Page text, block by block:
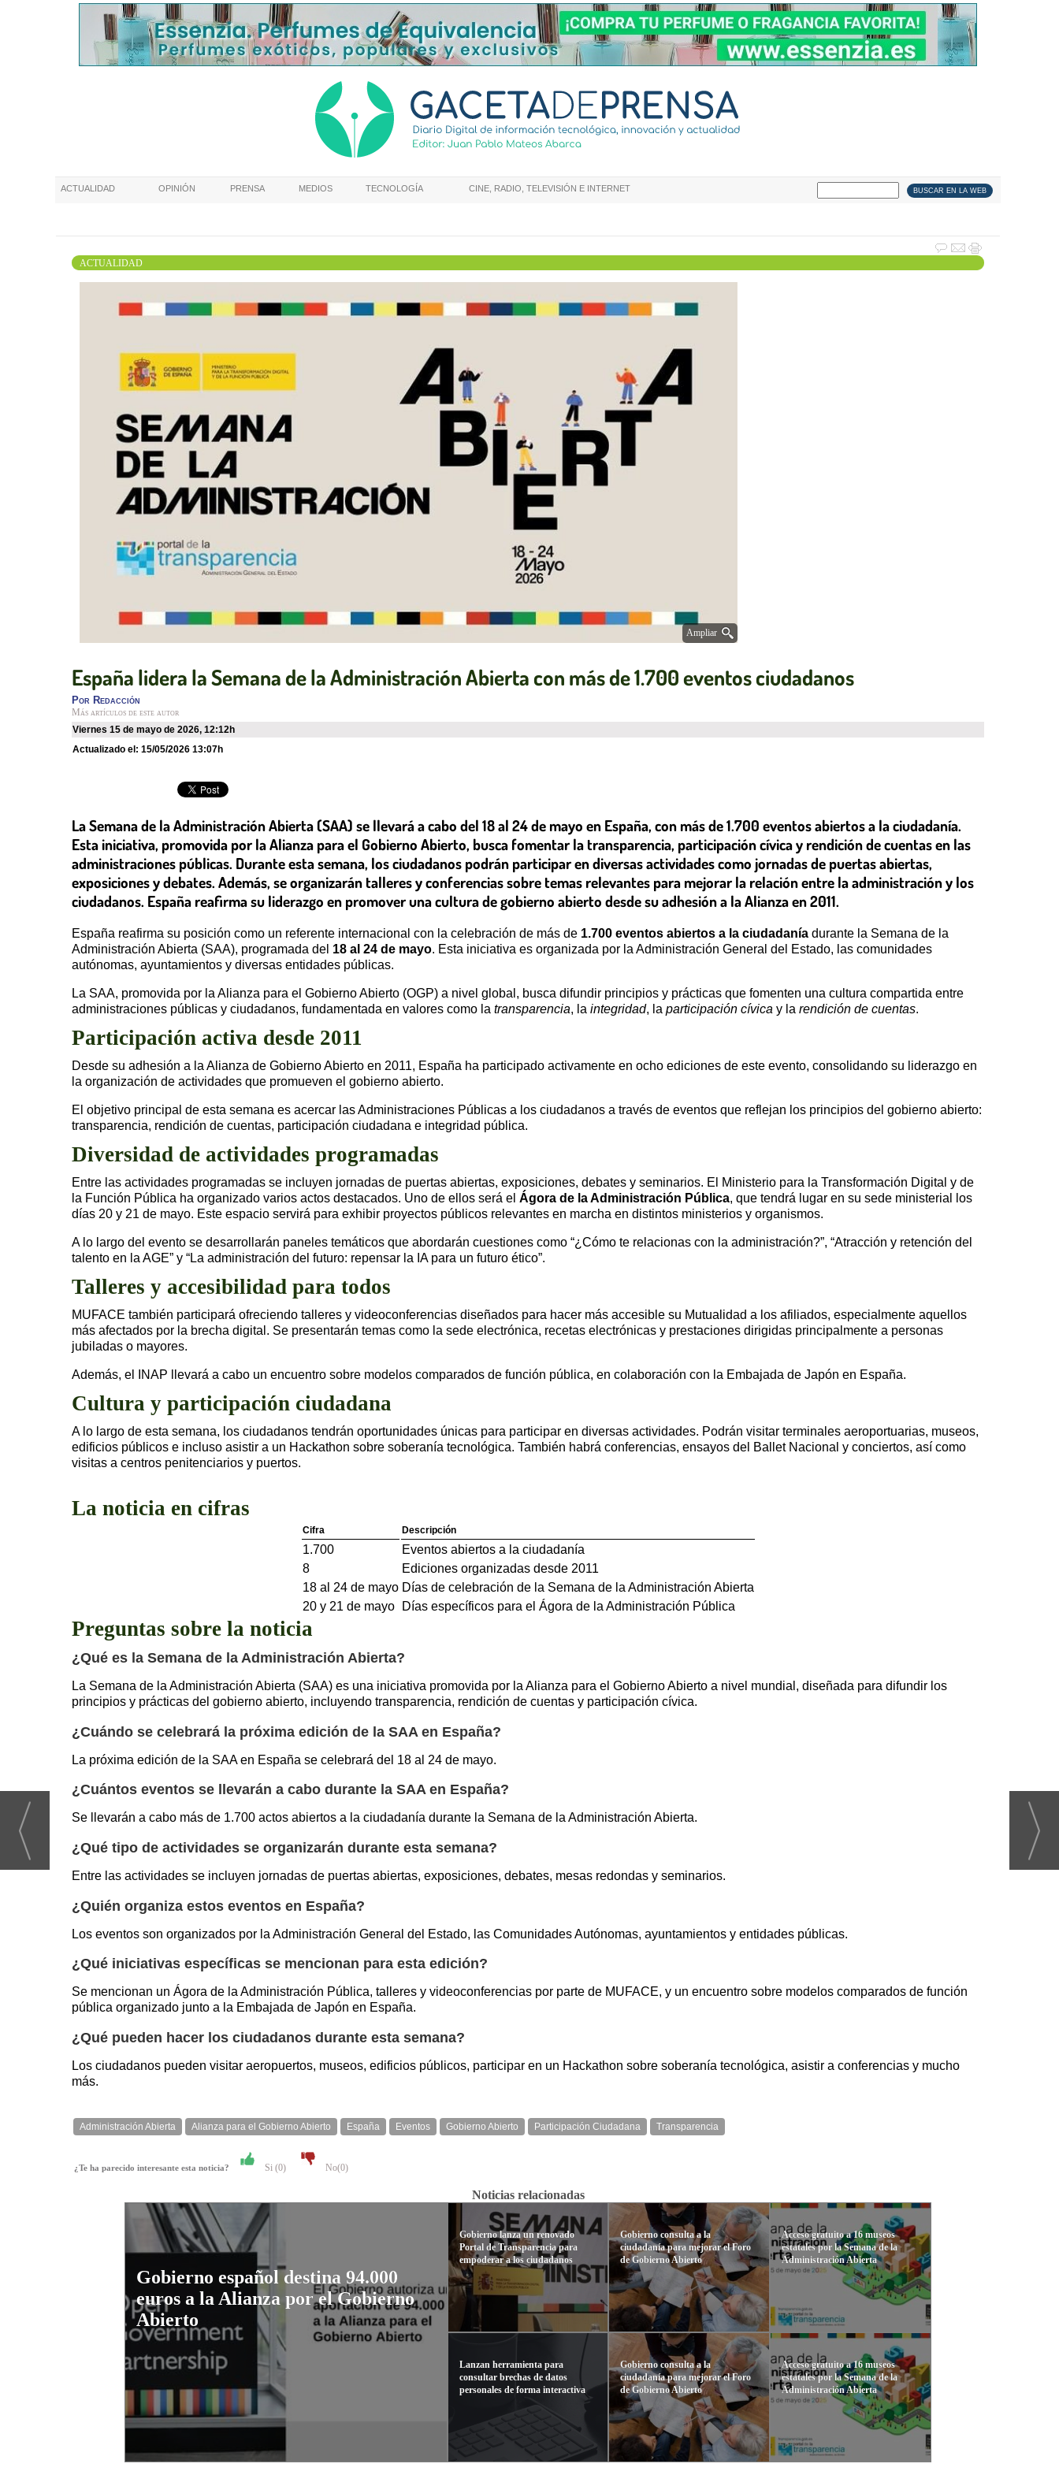
ACTUALIDAD OPINIÓN PRENSA MEDIOS TECNOLOGÍA CINE, RADIO, TELEVISIÓN E INTERNET
ACTUALIDAD
Ampliar
España lidera la Semana de la Administración Abierta con más de 1.700 eventos ciudadanos
Por Redacción
Más artículos de este autor
viernes 15 de mayo de 2026, 12:12h
Actualizado el: 15/05/2026 13:07h
La Semana de la Administración Abierta (SAA) se llevará a cabo del 18 al 24 de mayo en España, con más de 1.700 eventos abiertos a la ciudadanía.
Esta iniciativa, promovida por la Alianza para el Gobierno Abierto, busca fomentar la transparencia, participación cívica y rendición de cuentas en las
administraciones públicas. Durante esta semana, los ciudadanos podrán participar en diversas actividades como jornadas de puertas abiertas,
exposiciones y debates. Además, se organizarán talleres y conferencias sobre temas relevantes para mejorar la relación entre la administración y los
ciudadanos. España reafirma su liderazgo en promover una cultura de gobierno abierto desde su adhesión a la Alianza en 2011.
España reafirma su posición como un referente internacional con la celebración de más de 1.700 eventos abiertos a la ciudadanía durante la Semana de la
Administración Abierta (SAA), programada del 18 al 24 de mayo. Esta iniciativa es organizada por la Administración General del Estado, las comunidades
autónomas, ayuntamientos y diversas entidades públicas.
La SAA, promovida por la Alianza para el Gobierno Abierto (OGP) a nivel global, busca difundir principios y prácticas que fomenten una cultura compartida entre
administraciones públicas y ciudadanos, fundamentada en valores como la transparencia, la integridad, la participación cívica y la rendición de cuentas.
Participación activa desde 2011
Desde su adhesión a la Alianza de Gobierno Abierto en 2011, España ha participado activamente en ocho ediciones de este evento, consolidando su liderazgo en
la organización de actividades que promueven el gobierno abierto.
El objetivo principal de esta semana es acercar las Administraciones Públicas a los ciudadanos a través de eventos que reflejan los principios del gobierno abierto:
transparencia, rendición de cuentas, participación ciudadana e integridad pública.
Diversidad de actividades programadas
Entre las actividades programadas se incluyen jornadas de puertas abiertas, exposiciones, debates y seminarios. El Ministerio para la Transformación Digital y de
la Función Pública ha organizado varios actos destacados. Uno de ellos será el Ágora de la Administración Pública, que tendrá lugar en su sede ministerial los
días 20 y 21 de mayo. Este espacio servirá para exhibir proyectos públicos relevantes en marcha en distintos ministerios y organismos.
A lo largo del evento se desarrollarán paneles temáticos que abordarán cuestiones como “¿Cómo te relacionas con la administración?”, “Atracción y retención del
talento en la AGE” y “La administración del futuro: repensar la IA para un futuro ético”.
Talleres y accesibilidad para todos
MUFACE también participará ofreciendo talleres y videoconferencias diseñados para hacer más accesible su Mutualidad a los afiliados, especialmente aquellos
más afectados por la brecha digital. Se presentarán temas como la sede electrónica, recetas electrónicas y prestaciones dirigidas principalmente a personas
jubiladas o mayores.
Además, el INAP llevará a cabo un encuentro sobre modelos comparados de función pública, en colaboración con la Embajada de Japón en España.
Cultura y participación ciudadana
A lo largo de esta semana, los ciudadanos tendrán oportunidades únicas para participar en diversas actividades. Podrán visitar terminales aeroportuarias, museos,
edificios públicos e incluso asistir a un Hackathon sobre soberanía tecnológica. También habrá conferencias, ensayos del Ballet Nacional y conciertos, así como
visitas a centros penitenciarios y puertos.
La noticia en cifras
Cifra Descripción
1.700
Eventos abiertos a la ciudadanía
8
Ediciones organizadas desde 2011
18 al 24 de mayo Días de celebración de la Semana de la Administración Abierta
20 y 21 de mayo
Días específicos para el Ágora de la Administración Pública
Preguntas sobre la noticia
¿Qué es la Semana de la Administración Abierta?
La Semana de la Administración Abierta (SAA) es una iniciativa promovida por la Alianza para el Gobierno Abierto a nivel mundial, diseñada para difundir los
principios y prácticas del gobierno abierto, incluyendo transparencia, rendición de cuentas y participación cívica.
¿Cuándo se celebrará la próxima edición de la SAA en España?
La próxima edición de la SAA en España se celebrará del 18 al 24 de mayo.
¿Cuántos eventos se llevarán a cabo durante la SAA en España?
Se llevarán a cabo más de 1.700 actos abiertos a la ciudadanía durante la Semana de la Administración Abierta.
¿Qué tipo de actividades se organizarán durante esta semana?
Entre las actividades se incluyen jornadas de puertas abiertas, exposiciones, debates, mesas redondas y seminarios.
¿Quién organiza estos eventos en España?
Los eventos son organizados por la Administración General del Estado, las Comunidades Autónomas, ayuntamientos y entidades públicas.
¿Qué iniciativas específicas se mencionan para esta edición?
Se mencionan un Ágora de la Administración Pública, talleres y videoconferencias por parte de MUFACE, y un encuentro sobre modelos comparados de función
pública organizado junto a la Embajada de Japón en España.
¿Qué pueden hacer los ciudadanos durante esta semana?
Los ciudadanos pueden visitar aeropuertos, museos, edificios públicos, participar en un Hackathon sobre soberanía tecnológica, asistir a conferencias y mucho
más.
Administración Abierta Alianza para el Gobierno Abierto España Eventos Gobierno Abierto Participación Ciudadana Transparencia
¿Te ha parecido interesante esta noticia? Si (0) No(0)
Noticias relacionadas
Gobierno español destina 94.000
euros a la Alianza por el Gobierno
Abierto
Gobierno lanza un renovado
Portal de Transparencia para
empoderar a los ciudadanos
Lanzan herramienta para
consultar brechas de datos
personales de forma interactiva
Gobierno consulta a la
ciudadanía para mejorar el Foro
de Gobierno Abierto
Gobierno consulta a la
ciudadanía para mejorar el Foro
de Gobierno Abierto
Acceso gratuito a 16 museos
estatales por la Semana de la
Administración Abierta
Acceso gratuito a 16 museos
estatales por la Semana de la
Administración Abierta